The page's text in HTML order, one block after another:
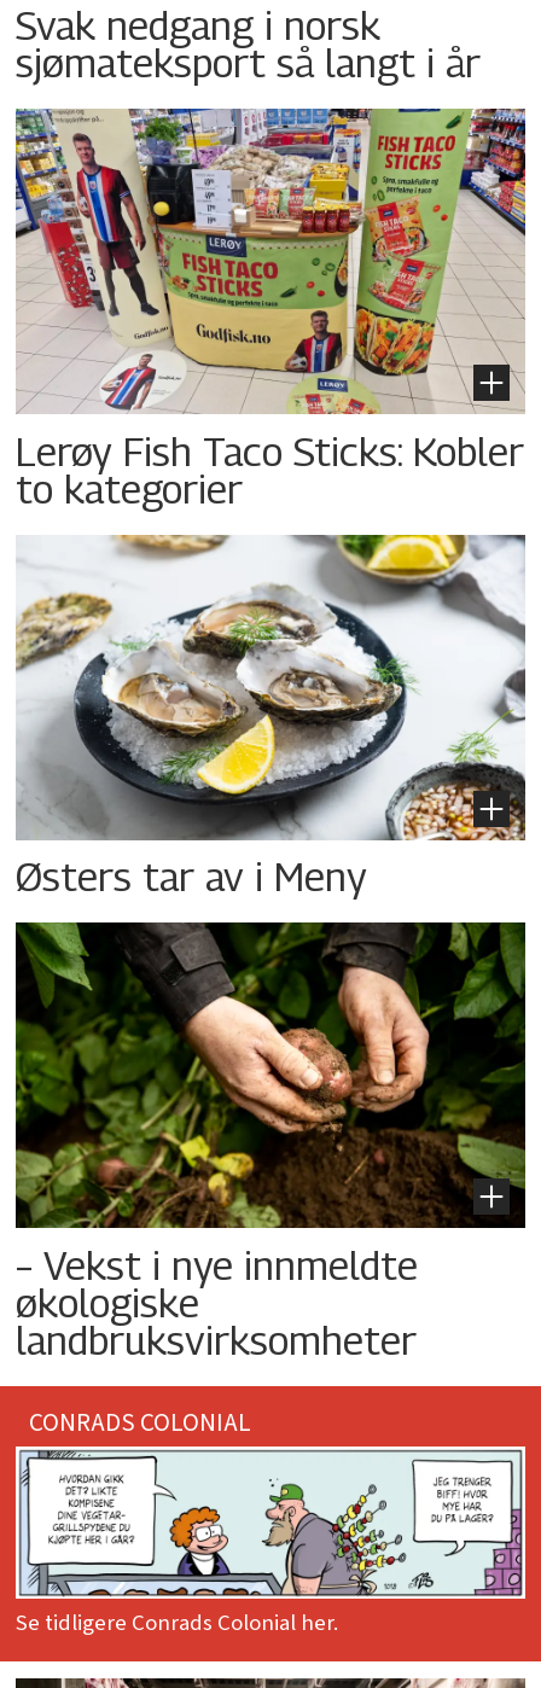
Svak nedgang i norsk
sjømateksport så langt i år
Lerøy Fish Taco Sticks: Kobler
to kategorier
Østers tar av i Meny
– Vekst i nye innmeldte
økologiske
landbruksvirksomheter
CONRADS COLONIAL
Se tidligere Conrads Colonial her.